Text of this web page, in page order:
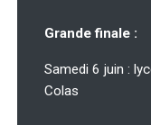
Grande finale :
Samedi 6 juin :
Colas